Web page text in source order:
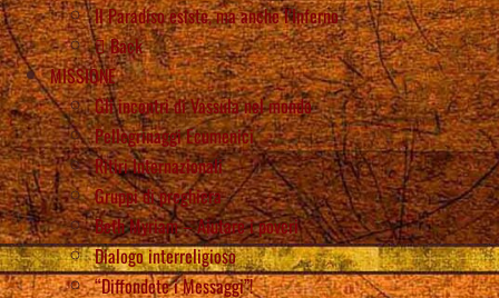
Il Paradiso esiste, ma anche l’Inferno
Back
MISSIONE
Gli incontri di Vassula nel mondo
Pellegrinaggi Ecumenici
Ritiri Internazionali
Gruppi di preghiera
Beth Myriam – Aiutare i poveri
Dialogo interreligioso
“Diffondete i Messaggi”!